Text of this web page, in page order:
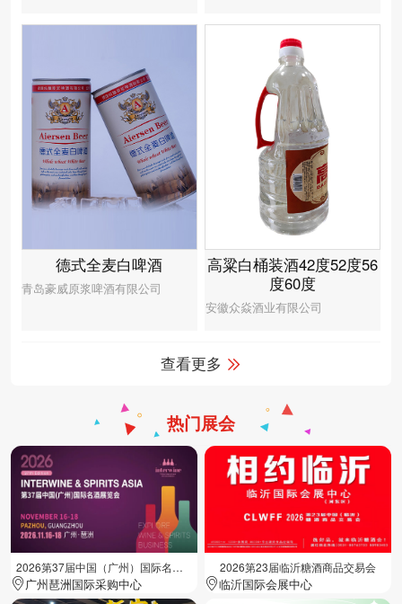
德式全麦白啤酒
青岛豪威原浆啤酒有限公司
高粱白桶装酒42度52度56
度60度
安徽众焱酒业有限公司
查看更多
热门展会
2026第37届中国（广州）国际名酒展览会
广州琶洲国际采购中心
2026第23届临沂糖酒商品交易会
临沂国际会展中心